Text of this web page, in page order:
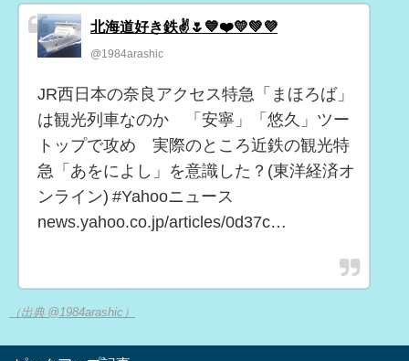
北海道好き鉄✌️🌷💙❤️💛💚💜
@1984arashic
JR西日本の奈良アクセス特急「まほろば」
は観光列車なのか 「安寧」「悠久」ツー
トップで攻め 実際のところ近鉄の観光特
急「あをによし」を意識した？(東洋経済オ
ンライン) #Yahooニュース
news.yahoo.co.jp/articles/0d37c…
（出典 @1984arashic）